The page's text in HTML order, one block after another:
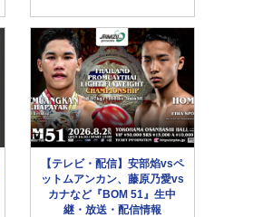
【テレビ・配信】安部焰vsペ
ットムアンカン、藤原乃愛vs
カナなど『BOM 51』生中
継・放送・配信情報